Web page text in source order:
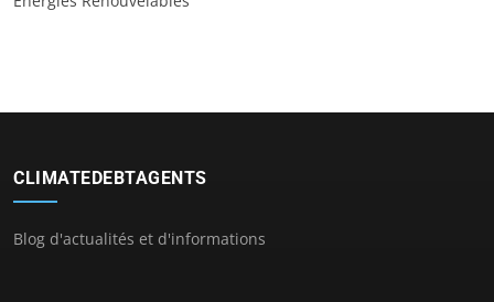
CLIMATEDEBTAGENTS
Blog d'actualités et d'informations